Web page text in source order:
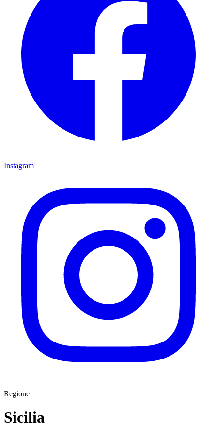
Instagram
Regione
Sicilia